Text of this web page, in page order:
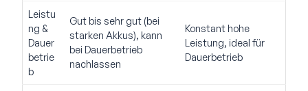
Leistu
ng &
Dauer
betrie
b
Gut bis sehr gut (bei
starken Akkus), kann
bei Dauerbetrieb
nachlassen
Konstant hohe
Leistung, ideal für
Dauerbetrieb